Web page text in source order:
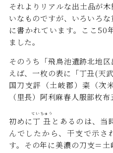
それよりリアルな出土品が
いなものですが、いろいろ
に書かれています。ここ50
ました。
そのうち「飛鳥池遺跡北地
えば、一枚の表に「丁丑(
国刀支評（土岐郡）粢（次
（里長）阿利麻春人服部枚
初めに丁丑
ていちゅう
とあるのは、当
んでしたから、干支で示さ
す。その年に美濃の刀支＝